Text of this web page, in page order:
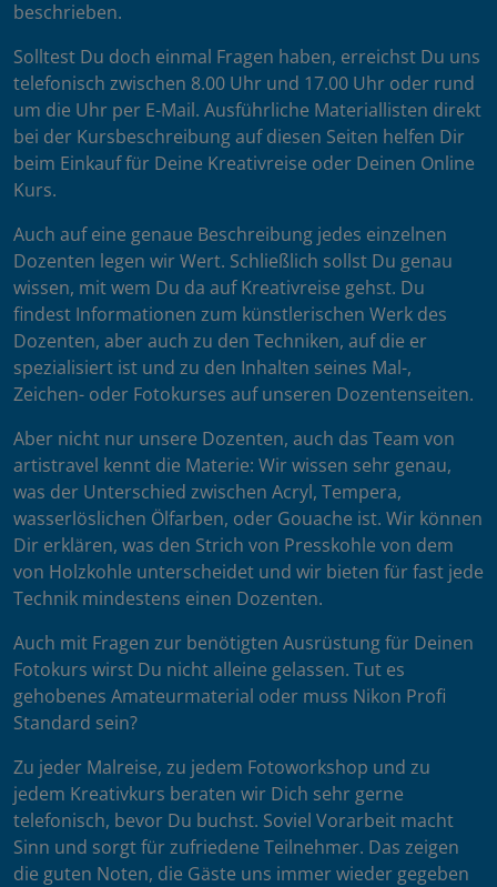
beschrieben.
Solltest Du doch einmal Fragen haben, erreichst Du uns
telefonisch zwischen 8.00 Uhr und 17.00 Uhr oder rund
um die Uhr per E-Mail. Ausführliche Materiallisten direkt
bei der Kursbeschreibung auf diesen Seiten helfen Dir
beim Einkauf für Deine Kreativreise oder Deinen Online
Kurs.
Auch auf eine genaue Beschreibung jedes einzelnen
Dozenten legen wir Wert. Schließlich sollst Du genau
wissen, mit wem Du da auf Kreativreise gehst. Du
findest Informationen zum künstlerischen Werk des
Dozenten, aber auch zu den Techniken, auf die er
spezialisiert ist und zu den Inhalten seines Mal-,
Zeichen- oder Fotokurses auf unseren Dozentenseiten.
Aber nicht nur unsere Dozenten, auch das Team von
artistravel kennt die Materie: Wir wissen sehr genau,
was der Unterschied zwischen Acryl, Tempera,
wasserlöslichen Ölfarben, oder Gouache ist. Wir können
Dir erklären, was den Strich von Presskohle von dem
von Holzkohle unterscheidet und wir bieten für fast jede
Technik mindestens einen Dozenten.
Auch mit Fragen zur benötigten Ausrüstung für Deinen
Fotokurs wirst Du nicht alleine gelassen. Tut es
gehobenes Amateurmaterial oder muss Nikon Profi
Standard sein?
Zu jeder Malreise, zu jedem Fotoworkshop und zu
jedem Kreativkurs beraten wir Dich sehr gerne
telefonisch, bevor Du buchst. Soviel Vorarbeit macht
Sinn und sorgt für zufriedene Teilnehmer. Das zeigen
die guten Noten, die Gäste uns immer wieder gegeben